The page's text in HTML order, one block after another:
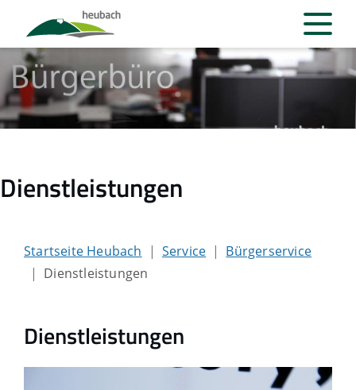
Dienstleistungen
Startseite Heubach Service
Bürgerservice
Dienstleistungen
Dienstleistungen